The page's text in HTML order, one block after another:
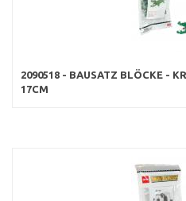
2090518 - BAUSATZ BLÖCKE -
17CM